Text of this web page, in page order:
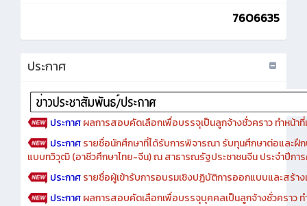
7606635
ประกาศ
ประกาศผลการสอบคัดเลือกเพื่อบรรจุเป็นลูกจ้างชั่วคราว ทำหน้าที่
ประกาศรายชื่อนักศึกษาที่ได้รับการพิจารณา รับทุนศึกษาต่อและฝึ
แบบทวิวุฒิ (อาชีวศึกษาไทย-จีน) ณ สาธารณรัฐประชาชนจีน ประจำปีก
ประกาศรายชื่อผู้เข้ารับการอบรมเชิงปฏิบัติการออกแบบและสร้า
ประกาศผลการสอบคัดเลือกเพื่อบรรจุบุคคลเป็นลูกจ้างชั่วคราว ท